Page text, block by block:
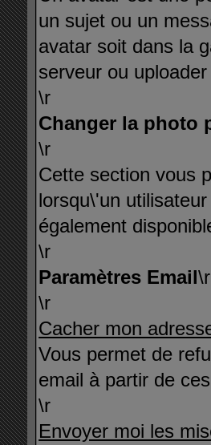
un sujet ou un
avatar soit dans la
serveur ou
\r
Changer la photo
\r
Cette section vous
lorsqu\'un
également
\r
Paramètres Email\r
\r
Cacher mon
Vous permet de
email à partir de
\r
Envoyer moi les